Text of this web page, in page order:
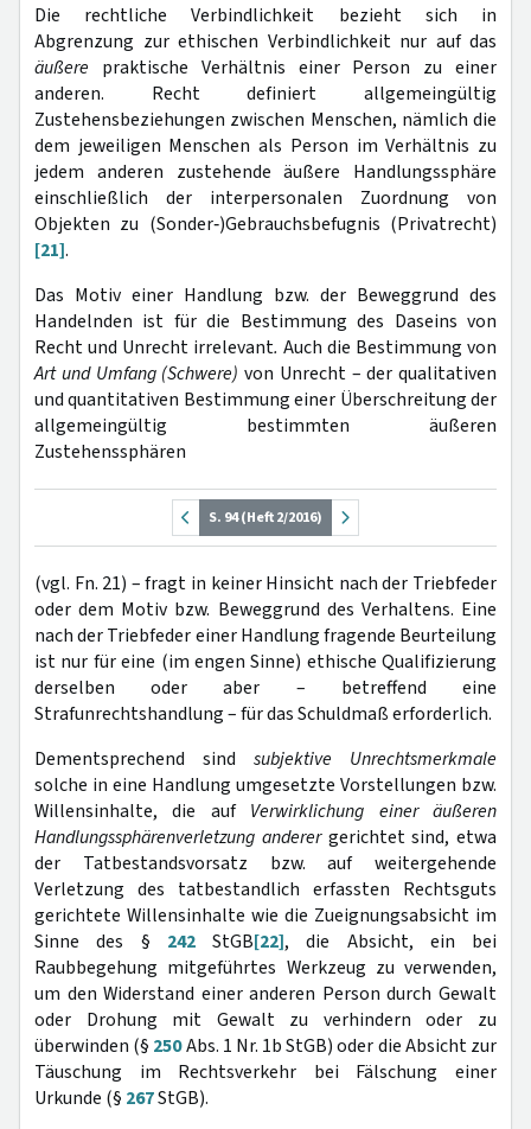
Die rechtliche Verbindlichkeit bezieht sich in
Abgrenzung zur ethischen Verbindlichkeit nur auf das
äußere praktische Verhältnis einer Person zu einer
anderen. Recht definiert allgemeingültig
Zustehensbeziehungen zwischen Menschen, nämlich die
dem jeweiligen Menschen als Person im Verhältnis zu
jedem anderen zustehende äußere Handlungssphäre
einschließlich der interpersonalen Zuordnung von
Objekten zu (Sonder‑)Gebrauchsbefugnis (Privatrecht)
[21].
Das Motiv einer Handlung bzw. der Beweggrund des
Handelnden ist für die Bestimmung des Daseins von
Recht und Unrecht irrelevant. Auch die Bestimmung von
Art und Umfang (Schwere) von Unrecht – der qualitativen
und quantitativen Bestimmung einer Überschreitung der
allgemeingültig bestimmten äußeren
Zustehenssphären
S. 94 (Heft 2/2016)
(vgl. Fn. 21) – fragt in keiner Hinsicht nach der Triebfeder
oder dem Motiv bzw. Beweggrund des Verhaltens. Eine
nach der Triebfeder einer Handlung fragende Beurteilung
ist nur für eine (im engen Sinne) ethische Qualifizierung
derselben oder aber – betreffend eine
Strafunrechtshandlung – für das Schuldmaß erforderlich.
Dementsprechend sind subjektive Unrechtsmerkmale
solche in eine Handlung umgesetzte Vorstellungen bzw.
Willensinhalte, die auf Verwirklichung einer äußeren
Handlungssphärenverletzung anderergerichtet sind, etwa
der Tatbestandsvorsatz bzw. auf weitergehende
Verletzung des tatbestandlich erfassten Rechtsguts
gerichtete Willensinhalte wie die Zueignungsabsicht im
Sinne des § 242StGB[22], die Absicht, ein bei
Raubbegehung mitgeführtes Werkzeug zu verwenden,
um den Widerstand einer anderen Person durch Gewalt
oder Drohung mit Gewalt zu verhindern oder zu
überwinden (§ 250Abs. 1 Nr. 1b StGB) oder die Absicht zur
Täuschung im Rechtsverkehr bei Fälschung einer
Urkunde (§ 267StGB).